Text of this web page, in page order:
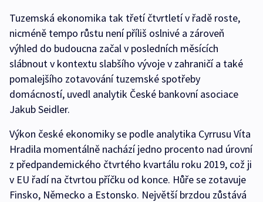
Tuzemská ekonomika tak třetí čtvrtletí v řadě roste,
nicméně tempo růstu není příliš oslnivé a zároveň
výhled do budoucna začal v posledních měsících
slábnout v kontextu slabšího vývoje v zahraničí a také
pomalejšího zotavování tuzemské spotřeby
domácností, uvedl analytik České bankovní asociace
Jakub Seidler.
Výkon české ekonomiky se podle analytika Cyrrusu Víta
Hradila momentálně nachází jedno procento nad úrovní
z předpandemického čtvrtého kvartálu roku 2019, což ji
v EU řadí na čtvrtou příčku od konce. Hůře se zotavuje
Finsko, Německo a Estonsko. Největší brzdou zůstává